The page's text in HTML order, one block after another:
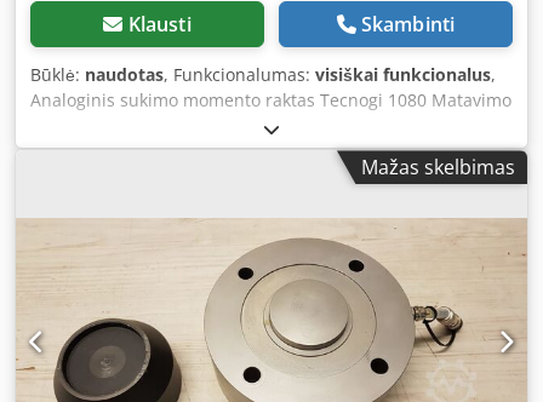
Klausti Skambinti
Būklė: naudotas, Funkcionalumas: visiškai funkcionalus,
Analoginis sukimo momento raktas Tecnogi 1080 Matavimo
diapazonas: 140 - 800 Nm Djdpfx Asytqliskksck
Mažas skelbimas